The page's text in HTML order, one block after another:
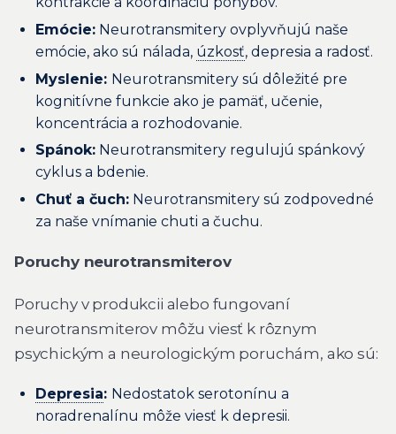
Emócie: Neurotransmitery ovplyvňujú naše
emócie, ako sú nálada, úzkosť, depresia a radosť.
Myslenie: Neurotransmitery sú dôležité pre
kognitívne funkcie ako je pamäť, učenie,
koncentrácia a rozhodovanie.
Spánok: Neurotransmitery regulujú spánkový
cyklus a bdenie.
Chuť a čuch: Neurotransmitery sú zodpovedné
za naše vnímanie chuti a čuchu.
Poruchy neurotransmiterov
Poruchy v produkcii alebo fungovaní
neurotransmiterov môžu viesť k rôznym
psychickým a neurologickým poruchám, ako sú:
Depresia: Nedostatok serotonínu a
noradrenalínu môže viesť k depresii.